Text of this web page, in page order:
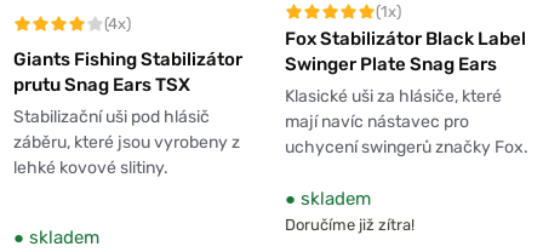
(4x)
Giants Fishing Stabilizátor
prutu Snag Ears TSX
Stabilizační uši pod hlásič
záběru, které jsou vyrobeny z
lehké kovové slitiny.
● skladem
(1x)
Fox Stabilizátor Black Label
Swinger Plate Snag Ears
Klasické uši za hlásiče, které
mají navíc nástavec pro
uchycení swingerů značky Fox.
● skladem
Doručíme již zítra!